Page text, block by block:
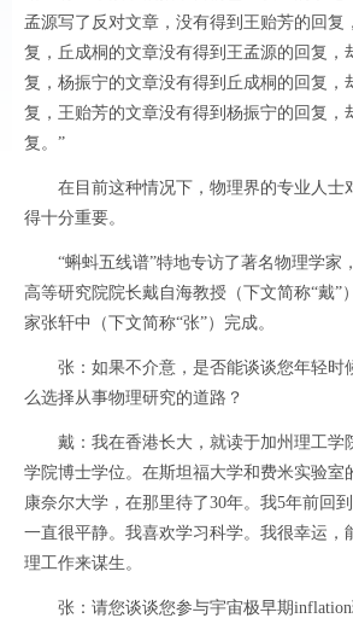
孟源写了反对文章，没有得到王贻芳的回复
复，丘成桐的文章没有得到王孟源的回复，
复，杨振宁的文章没有得到丘成桐的回复，
复，王贻芳的文章没有得到杨振宁的回复，
复。”
在目前这种情况下，物理界的专业人士
得十分重要。
“蝌蚪五线谱”特地专访了著名物理学家
高等研究院院长戴自海教授（下文简称“戴”
家张轩中（下文简称“张”）完成。
张：如果不介意，是否能谈谈您年轻时
么选择从事物理研究的道路？
戴：我在香港长大，就读于加州理工学
学院博士学位。在斯坦福大学和费米实验室
康奈尔大学，在那里待了30年。我5年前回
一直很平静。我喜欢学习科学。我很幸运，
理工作来谋生。
张：请您谈谈您参与宇宙极早期inflation